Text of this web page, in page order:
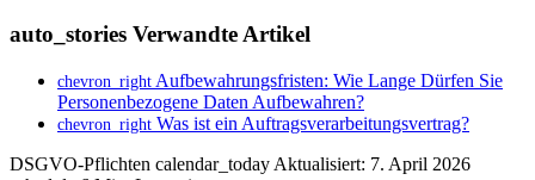
auto_stories Verwandte Artikel
chevron_right Aufbewahrungsfristen: Wie Lange Dürfen Sie
Personenbezogene Daten Aufbewahren?
chevron_right Was ist ein Auftragsverarbeitungsvertrag?
DSGVO-Pflichten calendar_today Aktualisiert: 7. April 2026